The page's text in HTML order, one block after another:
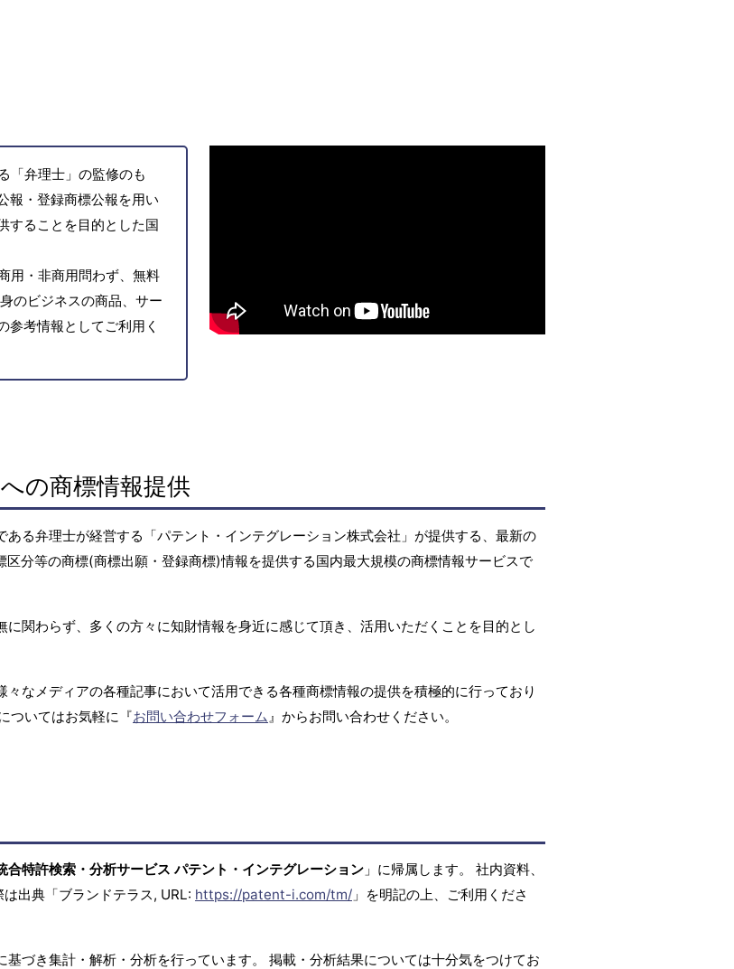
「弁理士」の監修のも
報・登録商標公報を用い
することを目的とした国
用・非商用問わず、無料
のビジネスの商品、サー
参考情報としてご利用く
の商標情報提供
ある弁理士が経営する「パテント・インテグレーション株式会社」が提供する、最新の
分等の商標(商標出願・登録商標)情報を提供する国内最大規模の商標情報サービスで
関わらず、多くの方々に知財情報を身近に感じて頂き、活用いただくことを目的とし
なメディアの各種記事において活用できる各種商標情報の提供を積極的に行っており
ついてはお気軽に『お問い合わせフォーム 』からお問い合わせください。
合特許検索・分析サービス パテント・インテグレーション 」に帰属します。 社内資料、
出典「ブランドテラス, URL: https://patent-i.com/tm/ 」を明記の上、ご利用くださ
づき集計・解析・分析を行っています。 掲載・分析結果については十分気をつけてお